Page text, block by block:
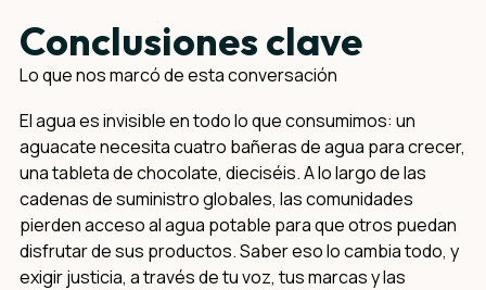
Conclusiones clave
Lo que nos marcó de esta conversación
El agua es invisible en todo lo que consumimos: un
aguacate necesita cuatro bañeras de agua para crecer,
una tableta de chocolate, dieciséis. A lo largo de las
cadenas de suministro globales, las comunidades
pierden acceso al agua potable para que otros puedan
disfrutar de sus productos. Saber eso lo cambia todo, y
exigir justicia, a través de tu voz, tus marcas y las